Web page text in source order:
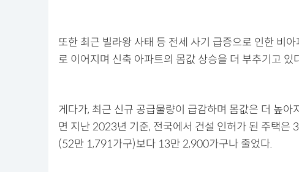
또한 최근 빌라왕 사태 등 전세 사기 급증으로 인한 비
로 이어지며 신축 아파트의 몸값 상승을 더 부추기고 있
게다가, 최근 신규 공급물량이 급감하며 몸값은 더 높아
면 지난 2023년 기준, 전국에서 건설 인허가 된 주택은
(52만 1,791가구)보다 13만 2,900가구나 줄었다.